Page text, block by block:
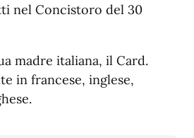
nel Concistoro del 30
madre italiana, il Card.
in francese, inglese,